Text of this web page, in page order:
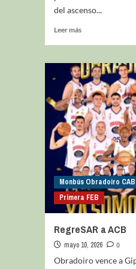
del ascenso...
Leer más
Monbús Obradoiro CAB
Primera FEB
RegreSAR a ACB
mayo 10, 2026
0
Obradoiro vence a